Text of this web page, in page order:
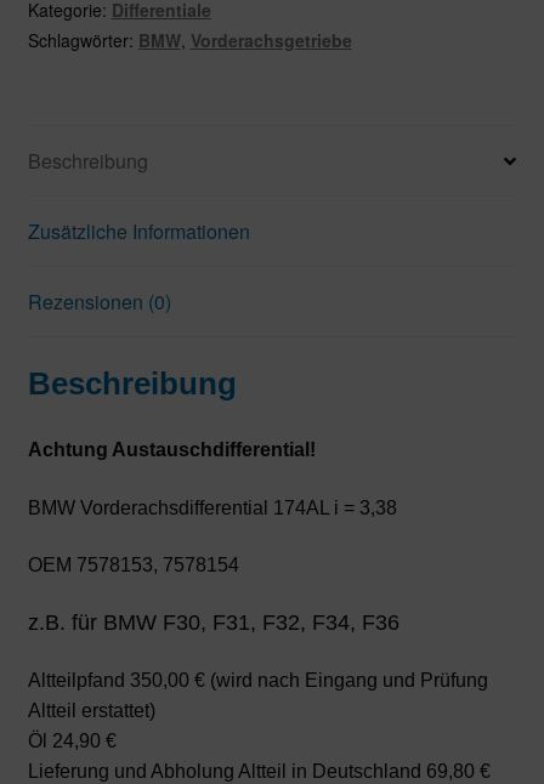
=
3,38
Kategorie: Differentiale
Schlagwörter: BMW, Vorderachsgetriebe
Beschreibung
Zusätzliche Informationen
Rezensionen (0)
Beschreibung
Achtung Austauschdifferential!
BMW Vorderachsdifferential 174AL i = 3,38
OEM 7578153, 7578154
z.B. für BMW F30, F31, F32, F34, F36
Altteilpfand 350,00 € (wird nach Eingang und Prüfung
Altteil erstattet)
Öl 24,90 €
Lieferung und Abholung Altteil in Deutschland 69,80 €